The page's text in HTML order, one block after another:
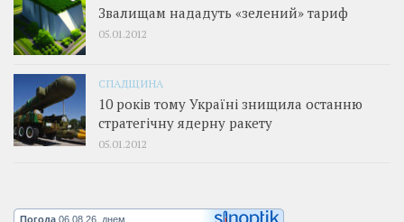
Звалищам нададуть «зелений» тариф
05.01.2012
СПАДЩИНА
10 років тому Україні знищила останню
стратегічну ядерну ракету
05.01.2012
Погода 06.08.26, днем